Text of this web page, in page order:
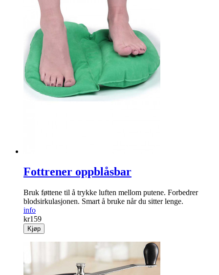
Fottrener oppblåsbar
Bruk føttene til å trykke luften mellom putene. Forbedrer
blodsirkulasjonen. Smart å bruke når du sitter lenge.
info
kr159
Kjøp